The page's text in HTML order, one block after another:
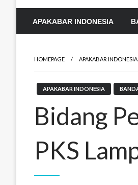
APAKABAR INDONESIA
HOMEPAGE APAKABAR INDONESIA
APAKABAR INDONESIA
Bidang
PKS